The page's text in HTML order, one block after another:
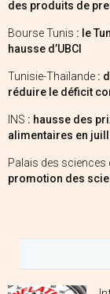
des produits de
Bourse Tunis : le
hausse d’UBCI
Tunisie-Thaïlande :
réduire le déficit
INS : hausse des
alimentaires en
Palais des sciences
promotion des